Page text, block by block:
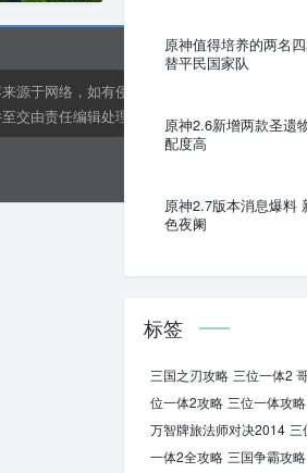
原神值得培养的两名
替平民国家队
原神2.6新增两款圣遗
配度高
原神2.7版本消息爆料
色夜阑
标签
三国之刃攻略 三位一体2
位一体2攻略 三位一体攻略
万智牌旅法师对决2014 三
一体2全攻略 三国争霸攻略
源于网络，如有侵权或内容纠错请联系网站在线
交由责任编辑处理。kens24dft@hotmail.com